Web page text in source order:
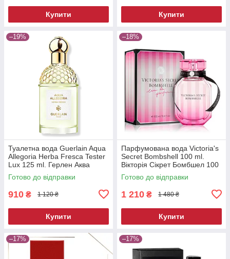
Купити Купити
–19%
Туалетна вода Guerlain Aqua
Allegoria Herba Fresca Tester
Lux 125 ml. Герлен Аква
Алегорія Фреска 125 мл.
Готово до відправки
910 ₴ 1 120 ₴
Купити
–18%
Парфумована вода Victoria's
Secret Bombshell 100 ml.
Вікторія Сікрет Бомбшел 100
мл.
Готово до відправки
1 210 ₴ 1 480 ₴
Купити
–17% –17%